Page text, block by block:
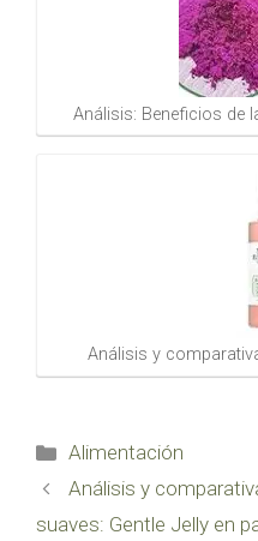
Análisis: Beneficios de
Análisis y
Categorías
Alimentación
Análisis y
suaves: Gentle Jelly en